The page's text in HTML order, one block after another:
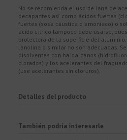
No se recomienda el uso de lana de
decapantes así como ácidos fuertes
fuertes (sosa cáustica o amoniaco) o
ácido cítrico tampoco debe usarse,
protectora de la superficie del aluminio.
lanolina o similar no son adecuadas.
disolventes con haloalcanos
clorados) y los acelerantes del
(use acelerantes sin cloruros).
Detalles del producto
También podría interesarle